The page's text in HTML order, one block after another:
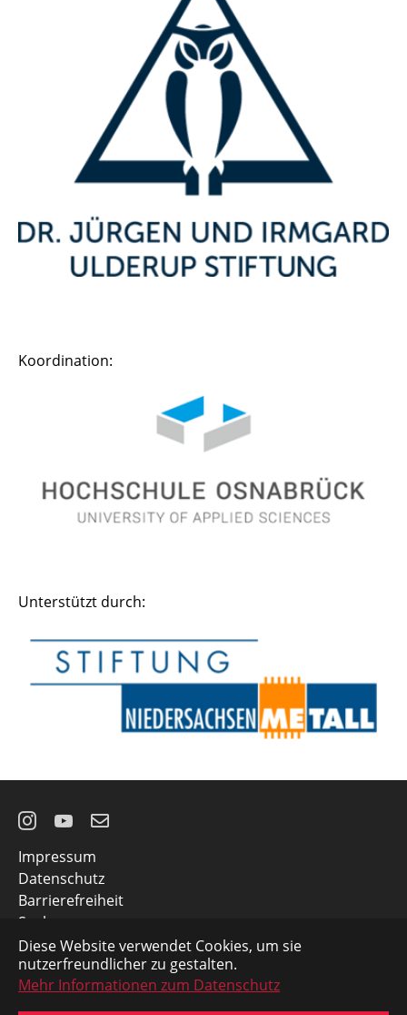
Diese Website verwendet Cookies, um sie
nutzerfreundlicher zu gestalten.
Mehr Informationen zum Datenschutz
Koordination:
Unterstützt durch:
Mail
Impressum
Datenschutz
Barrierefreiheit
Suche
Kontakt
Zentrale Koordinierungsstelle | Niedersachsen-